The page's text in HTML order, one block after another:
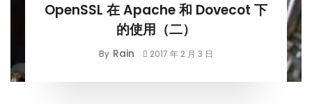
OpenSSL 在 Apache 和 Dovecot 下
的使用（二）
By Rain 2017 年 2 月 3 日